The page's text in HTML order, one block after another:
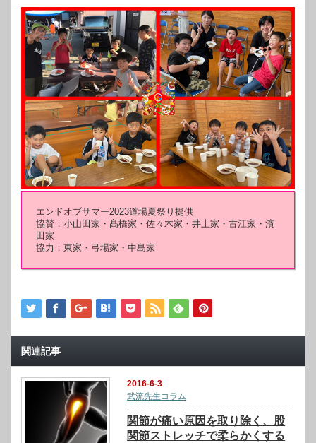
エンドオブサマー2023道場夏祭り提供
協賛；小山田家・髙橋家・佐々木家・井上家・古江家・濱
田家
協力；東家・弓場家・中島家
関連記事
2016-6-3
武流先生コラム
関節が痛い原因を取り除く、股
関節ストレッチで柔らかくする